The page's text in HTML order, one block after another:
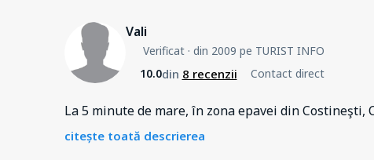
Vali
Verificat· din 2009 pe TURIST INFO
10.0din 8 recenzii Contact direct
La 5 minute de mare, în zona epavei din
citește toată descrierea